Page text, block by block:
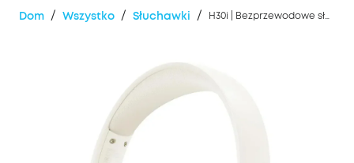
Dom / Wszystko / Słuchawki / H30i | Bezprzewodowe słuchawki nauszne